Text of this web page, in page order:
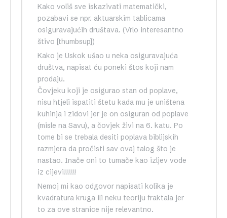
Kako voliš sve iskazivati matematički,
pozabavi se npr. aktuarskim tablicama
osiguravajućih društava. (Vrlo interesantno
štivo [thumbsup])
Kako je Uskok ušao u neka osiguravajuća
društva, napisat ću poneki štos koji nam
prodaju.
Čovjeku koji je osigurao stan od poplave,
nisu htjeli ispatiti štetu kada mu je uništena
kuhinja i zidovi jer je on osiguran od poplave
(misle na Savu), a čovjek živi na 6. katu. Po
tome bi se trebala desiti poplava biblijskih
razmjera da pročisti sav ovaj talog što je
nastao. Inače oni to tumače kao izljev vode
iz cijevi!!!!!!
Nemoj mi kao odgovor napisati kolika je
kvadratura kruga ili neku teoriju fraktala jer
to za ove stranice nije relevantno.